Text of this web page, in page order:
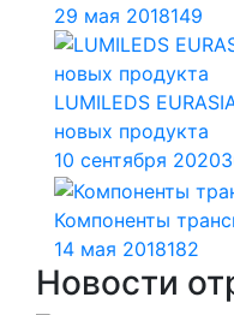
29 мая 2018149
LUMILEDS
новых продукта
10 сентября 2020
Компоненты
14 мая 2018182
Новости